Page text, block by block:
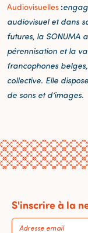
Audiovisuelles :
audiovisuel et dans
futures, la SONUMA
pérennisation et la
francophones
collective. Elle
de sons et d’images.
S'inscrire à la